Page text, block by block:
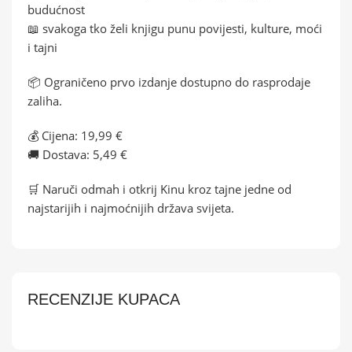
budućnost
📖 svakoga tko želi knjigu punu povijesti, kulture, moći
i tajni
📦 Ograničeno prvo izdanje dostupno do rasprodaje
zaliha.
💰 Cijena: 19,99 €
🚚 Dostava: 5,49 €
🛒 Naruči odmah i otkrij Kinu kroz tajne jedne od
najstarijih i najmoćnijih država svijeta.
RECENZIJE KUPACA